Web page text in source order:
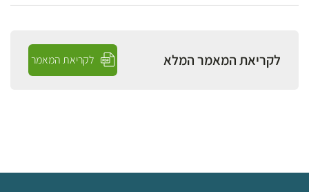
לקריאת המאמר המלא לקריאת המאמר